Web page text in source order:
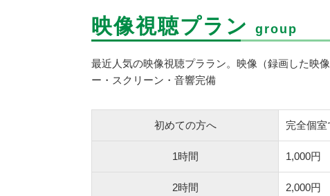
映像視聴プラン group
最近人気の映像視聴プララン。映像（録画した映
ー・スクリーン・音響完備
初めての方へ 完全個
1時間 1,000円
2時間 2,000円